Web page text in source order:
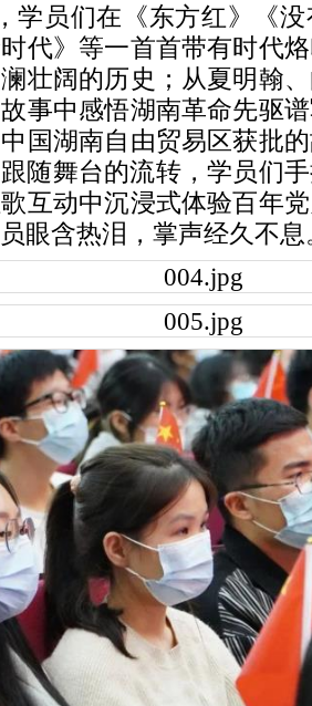
学员们在《东方红》《
代》等一首首带有时代
壮阔的历史；从夏明翰
事中感悟湖南革命先驱
国湖南自由贸易区获批
随舞台的流转，学员们
互动中沉浸式体验百年
眼含热泪，掌声经久不息